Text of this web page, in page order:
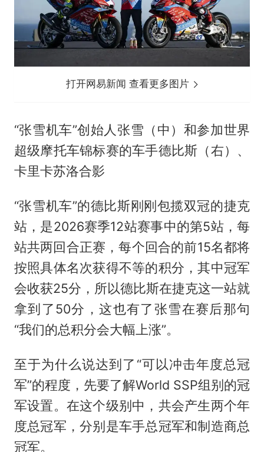
打开网易新闻 查看更多图片
“张雪机车”创始人张雪（中）和参加世界
超级摩托车锦标赛的车手德比斯（右）、
卡里卡苏洛合影
“张雪机车”的德比斯刚刚包揽双冠的捷克
站，是2026赛季12站赛事中的第5站，每
站共两回合正赛，每个回合的前15名都将
按照具体名次获得不等的积分，其中冠军
会收获25分，所以德比斯在捷克这一站就
拿到了50分，这也有了张雪在赛后那句
“我们的总积分会大幅上涨”。
至于为什么说达到了“可以冲击年度总冠
军”的程度，先要了解World SSP组别的冠
军设置。在这个级别中，共会产生两个年
度总冠军，分别是车手总冠军和制造商总
冠军。